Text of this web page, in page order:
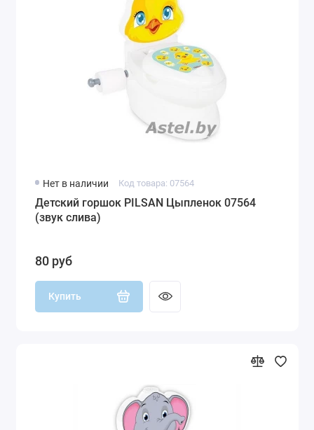
Нет в наличии Код товара: 07564
Детский горшок PILSAN Цыпленок 07564
(звук слива)
80 руб
Купить